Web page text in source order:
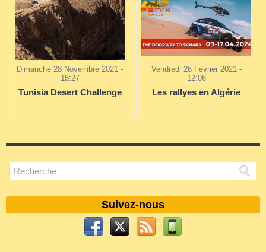
Dimanche 28 Novembre 2021 -
15:27
Tunisia Desert Challenge
Vendredi 26 Février 2021 -
12:06
Les rallyes en Algérie
Suivez-nous